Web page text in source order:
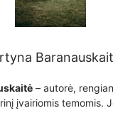
– autorė,
įvairiomis temomis.